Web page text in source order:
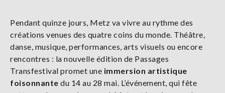
Pendant quinze jours, Metz va vivre au rythme des
créations venues des quatre coins du monde. Théâtre,
danse, musique, performances, arts visuels ou encore
rencontres : la nouvelle édition de Passages
Transfestival promet une immersion artistique
foisonnante du 14 au 28 mai. L’événement, qui fête